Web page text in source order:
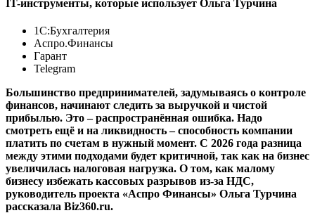
IT-инструменты, которые использует Ольга Турчина
1С:Бухгалтерия
Аспро.Финансы
Гарант
Telegram
Большинство предпринимателей, задумываясь о контроле
финансов, начинают следить за выручкой и чистой
прибылью. Это – распространённая ошибка. Надо
смотреть ещё и на ликвидность – способность компании
платить по счетам в нужный момент. С 2026 года разница
между этими подходами будет критичной, так как на бизнес
увеличилась налоговая нагрузка. О том, как малому
бизнесу избежать кассовых разрывов из-за НДС,
руководитель проекта «Аспро Финансы» Ольга Турчина
рассказала Biz360.ru.